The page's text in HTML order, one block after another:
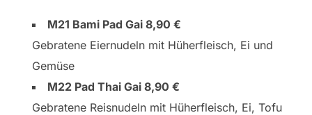
M21 Bami Pad Gai 8,90 €
Gebratene Eiernudeln mit Hüherfleisch, Ei und
Gemüse
M22 Pad Thai Gai 8,90 €
Gebratene Reisnudeln mit Hüherfleisch, Ei, Tofu